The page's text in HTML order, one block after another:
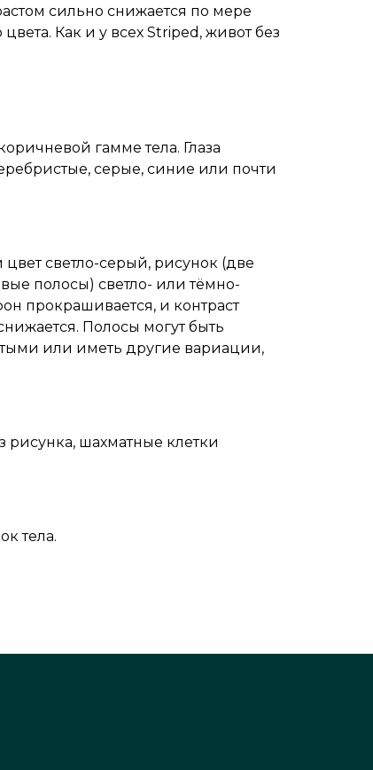
сильно снижается по мере
Как и у всех Striped, живот без
гамме тела. Глаза
серые, синие или почти
светло-серый, рисунок (две
полосы) светло- или тёмно-
прокрашивается, и контраст
Полосы могут быть
или иметь другие вариации,
рисунка, шахматные клетки
тела.